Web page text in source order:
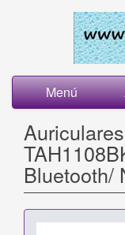
Menú
Bluetooth/